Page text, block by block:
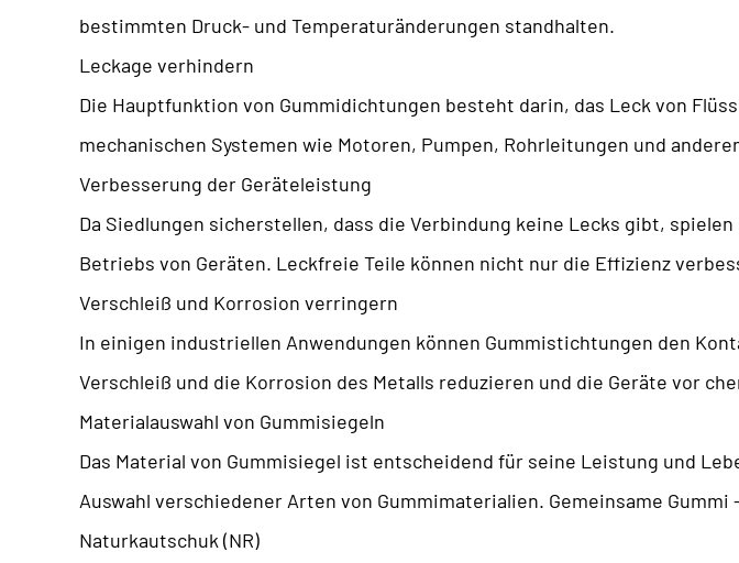
bestimmten Druck- und Temperaturänderungen standhalten.
Leckage verhindern
Die Hauptfunktion von Gummidichtungen besteht darin, das Leck von
mechanischen Systemen wie Motoren, Pumpen, Rohrleitungen und
Verbesserung der Geräteleistung
Da Siedlungen sicherstellen, dass die Verbindung keine Lecks gibt,
Betriebs von Geräten. Leckfreie Teile können nicht nur die Effizienz
Verschleiß und Korrosion verringern
In einigen industriellen Anwendungen können Gummistichtungen den
Verschleiß und die Korrosion des Metalls reduzieren und die Geräte vor
Materialauswahl von Gummisiegeln
Das Material von Gummisiegel ist entscheidend für seine Leistung und
Auswahl verschiedener Arten von Gummimaterialien. Gemeinsame
Naturkautschuk (NR)